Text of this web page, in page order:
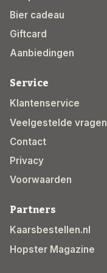
Bier cadeau
Giftcard
Aanbiedingen
Service
Klantenservice
Veelgestelde vragen
Contact
Privacy
Voorwaarden
Partners
Kaarsbestellen.nl
Hopster Magazine